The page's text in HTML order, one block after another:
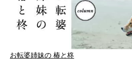
お転婆姉妹の 椿と柊